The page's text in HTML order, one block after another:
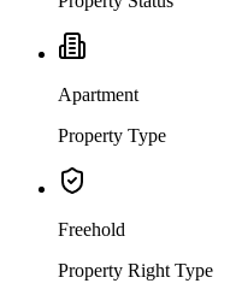
Apartment
Property Type
Freehold
Property Right Type